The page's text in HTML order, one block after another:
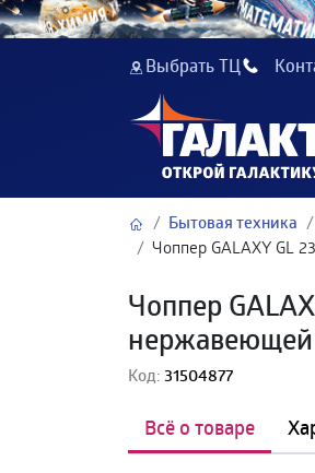
Выбрать ТЦ
Бытовая техника
Чоппер GALAXY GL
Чоппер
нержавеющей
Код:31504877
Всё о товаре